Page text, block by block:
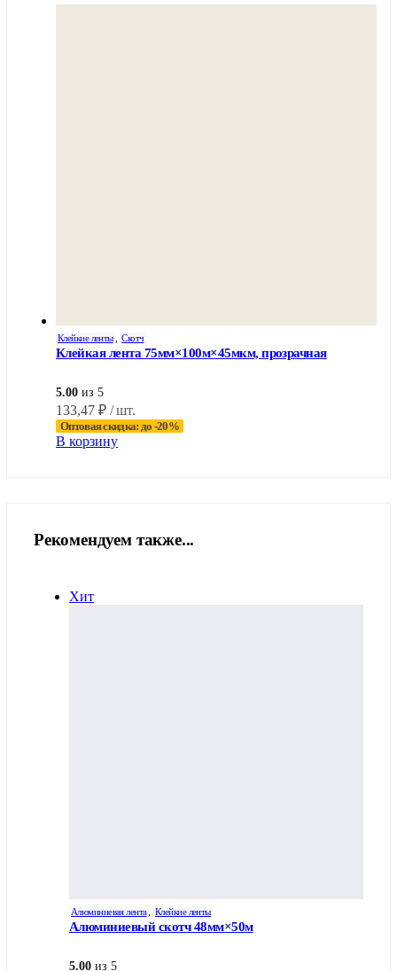
Клейкие ленты Скотч
Клейкая лента 75мм×100м×45мкм, прозрачная
5.00 из 5
133,47 ₽ / шт.
Оптовая скидка: до -20%
В корзину
Рекомендуем также...
Хит
Алюминиевая лента Клейкие ленты
Алюминиевый скотч 48мм×50м
5.00 из 5